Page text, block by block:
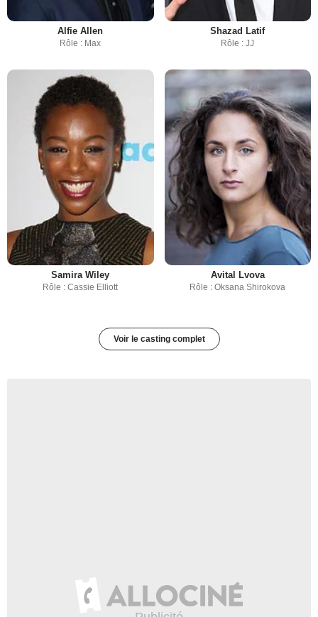
Alfie Allen
Rôle : Max
Shazad Latif
Rôle : JJ
Samira Wiley
Rôle : Cassie Elliott
Avital Lvova
Rôle : Oksana Shirokova
Voir le casting complet